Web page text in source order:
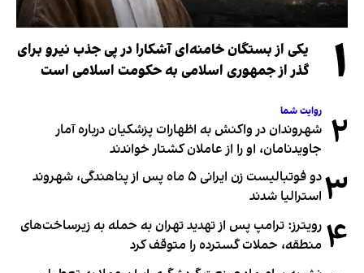
۱
یکی از بستگان خامنه‌ای آشکارا در پی جذب نیرو برای
گذر از جمهوری اسلامی به حکومت اسلامی است
۲ روایت شما
شهروندان در واکنش به اظهارات پزشکیان درباره آمار
جاویدنامان، او را از عاملان کشتار خواندند
۳
دو فوتبالیست زن ایرانی ۵ ماه پس از پناهندگی، شهروند
استرالیا شدند
۴ رویترز: ترامپ پس از تهدید تهران به حمله به زیرساخت‌های
منطقه، حملات گسترده را متوقف کرد